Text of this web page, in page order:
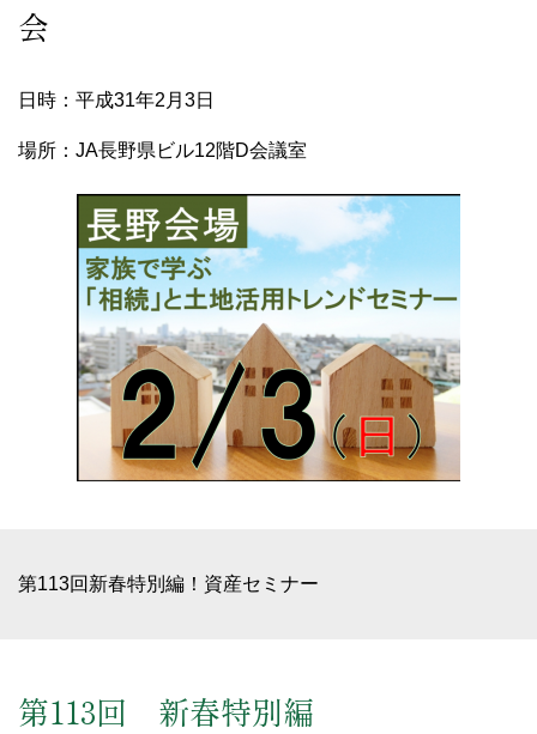
会
日時：平成31年2月3日
場所：JA長野県ビル12階D会議室
第113回新春特別編！資産セミナー
第113回 新春特別編